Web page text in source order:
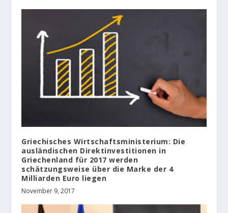
Griechisches Wirtschaftsministerium: Die
ausländischen Direktinvestitionen in
Griechenland für 2017 werden
schätzungsweise über die Marke der 4
Milliarden Euro liegen
November 9, 2017